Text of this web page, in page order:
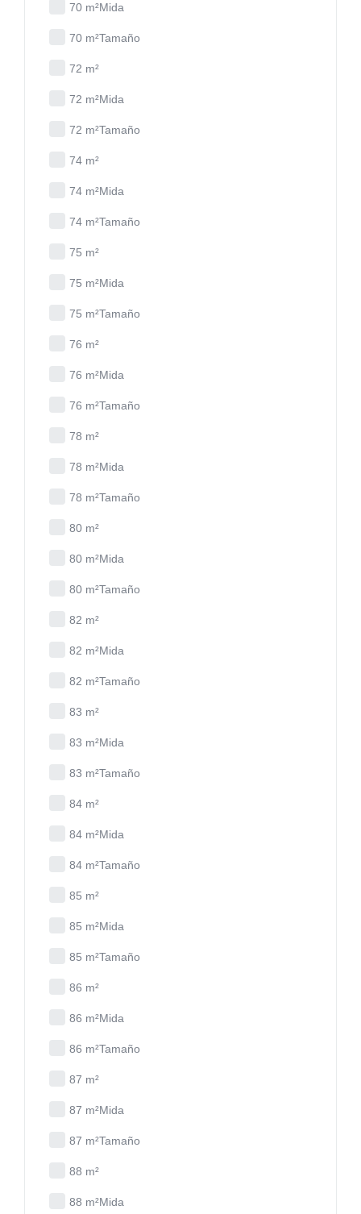
70 m²Mida
70 m²Tamaño
72 m²
72 m²Mida
72 m²Tamaño
74 m²
74 m²Mida
74 m²Tamaño
75 m²
75 m²Mida
75 m²Tamaño
76 m²
76 m²Mida
76 m²Tamaño
78 m²
78 m²Mida
78 m²Tamaño
80 m²
80 m²Mida
80 m²Tamaño
82 m²
82 m²Mida
82 m²Tamaño
83 m²
83 m²Mida
83 m²Tamaño
84 m²
84 m²Mida
84 m²Tamaño
85 m²
85 m²Mida
85 m²Tamaño
86 m²
86 m²Mida
86 m²Tamaño
87 m²
87 m²Mida
87 m²Tamaño
88 m²
88 m²Mida